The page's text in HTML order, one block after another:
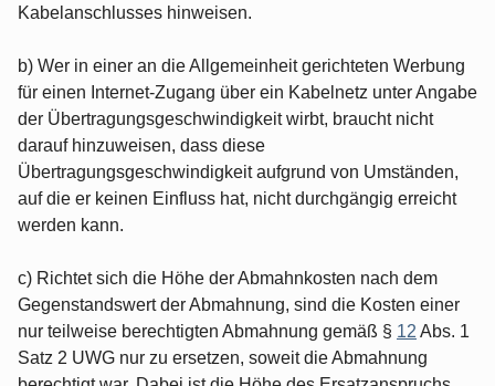
Kabelanschlusses hinweisen.
b) Wer in einer an die Allgemeinheit gerichteten Werbung
für einen Internet-Zugang über ein Kabelnetz unter Angabe
der Übertragungsgeschwindigkeit wirbt, braucht nicht
darauf hinzuweisen, dass diese
Übertragungsgeschwindigkeit aufgrund von Umständen,
auf die er keinen Einfluss hat, nicht durchgängig erreicht
werden kann.
c) Richtet sich die Höhe der Abmahnkosten nach dem
Gegenstandswert der Abmahnung, sind die Kosten einer
nur teilweise berechtigten Abmahnung gemäß § 12 Abs. 1
Satz 2 UWG nur zu ersetzen, soweit die Abmahnung